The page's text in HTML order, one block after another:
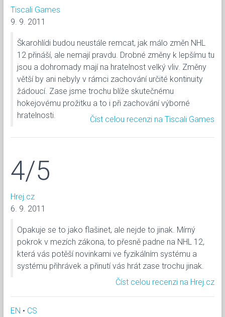
Tiscali Games
9. 9. 2011
Škarohlídi budou neustále remcat, jak málo změn NHL
12 přináší, ale nemají pravdu. Drobné změny k lepšímu tu
jsou a dohromady mají na hratelnost velký vliv. Změny
větší by ani nebyly v rámci zachování určité kontinuity
žádoucí. Zase jsme trochu blíže skutečnému
hokejovému prožitku a to i při zachování výborné
hratelnosti.
Číst celou recenzi na Tiscali Games
4/5
Hrej.cz
6. 9. 2011
Opakuje se to jako flašinet, ale nejde to jinak. Mírný
pokrok v mezích zákona, to přesně padne na NHL 12,
která vás potěší novinkami ve fyzikálním systému a
systému přihrávek a přinutí vás hrát zase trochu jinak.
Číst celou recenzi na Hrej.cz
EN • CS